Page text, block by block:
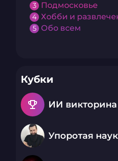
3 Подмосковье
4 Хобби и
5 Обо всем
Кубки
emoji_events ИИ викторина